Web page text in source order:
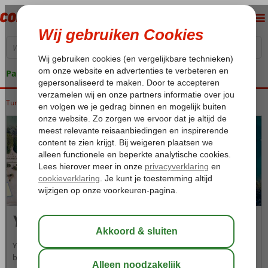
Pakketgarantie
Home
Turkije Egeische kust Fethiye Yaniklar
Yaniklar
Yaniklar is een toeristische vakantiebestemming tussen de
badplaatsen Fethiye en Dalaman. Deze groene oase heeft een ideale